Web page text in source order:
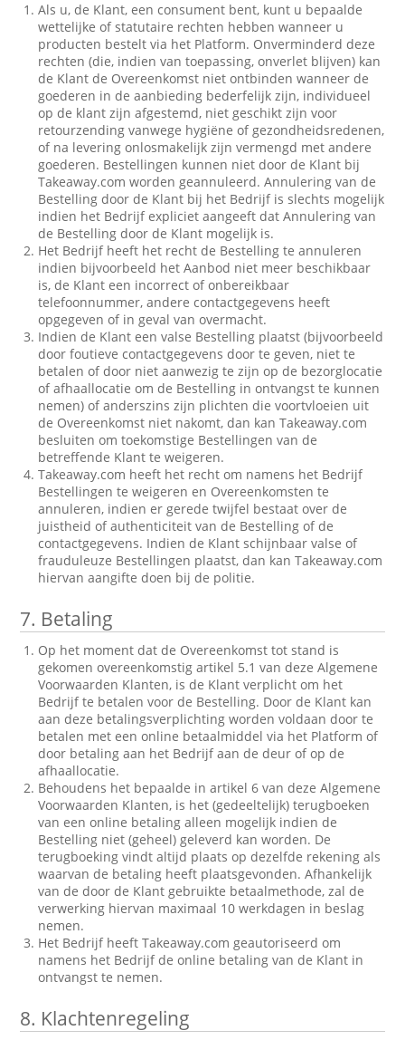
Als u, de Klant, een consument bent, kunt u bepaalde
wettelijke of statutaire rechten hebben wanneer u
producten bestelt via het Platform. Onverminderd deze
rechten (die, indien van toepassing, onverlet blijven) kan
de Klant de Overeenkomst niet ontbinden wanneer de
goederen in de aanbieding bederfelijk zijn, individueel
op de klant zijn afgestemd, niet geschikt zijn voor
retourzending vanwege hygiëne of gezondheidsredenen,
of na levering onlosmakelijk zijn vermengd met andere
goederen. Bestellingen kunnen niet door de Klant bij
Takeaway.com worden geannuleerd. Annulering van de
Bestelling door de Klant bij het Bedrijf is slechts mogelijk
indien het Bedrijf expliciet aangeeft dat Annulering van
de Bestelling door de Klant mogelijk is.
Het Bedrijf heeft het recht de Bestelling te annuleren
indien bijvoorbeeld het Aanbod niet meer beschikbaar
is, de Klant een incorrect of onbereikbaar
telefoonnummer, andere contactgegevens heeft
opgegeven of in geval van overmacht.
Indien de Klant een valse Bestelling plaatst (bijvoorbeeld
door foutieve contactgegevens door te geven, niet te
betalen of door niet aanwezig te zijn op de bezorglocatie
of afhaallocatie om de Bestelling in ontvangst te kunnen
nemen) of anderszins zijn plichten die voortvloeien uit
de Overeenkomst niet nakomt, dan kan Takeaway.com
besluiten om toekomstige Bestellingen van de
betreffende Klant te weigeren.
Takeaway.com heeft het recht om namens het Bedrijf
Bestellingen te weigeren en Overeenkomsten te
annuleren, indien er gerede twijfel bestaat over de
juistheid of authenticiteit van de Bestelling of de
contactgegevens. Indien de Klant schijnbaar valse of
frauduleuze Bestellingen plaatst, dan kan Takeaway.com
hiervan aangifte doen bij de politie.
7. Betaling
Op het moment dat de Overeenkomst tot stand is
gekomen overeenkomstig artikel 5.1 van deze Algemene
Voorwaarden Klanten, is de Klant verplicht om het
Bedrijf te betalen voor de Bestelling. Door de Klant kan
aan deze betalingsverplichting worden voldaan door te
betalen met een online betaalmiddel via het Platform of
door betaling aan het Bedrijf aan de deur of op de
afhaallocatie.
Behoudens het bepaalde in artikel 6 van deze Algemene
Voorwaarden Klanten, is het (gedeeltelijk) terugboeken
van een online betaling alleen mogelijk indien de
Bestelling niet (geheel) geleverd kan worden. De
terugboeking vindt altijd plaats op dezelfde rekening als
waarvan de betaling heeft plaatsgevonden. Afhankelijk
van de door de Klant gebruikte betaalmethode, zal de
verwerking hiervan maximaal 10 werkdagen in beslag
nemen.
Het Bedrijf heeft Takeaway.com geautoriseerd om
namens het Bedrijf de online betaling van de Klant in
ontvangst te nemen.
8. Klachtenregeling